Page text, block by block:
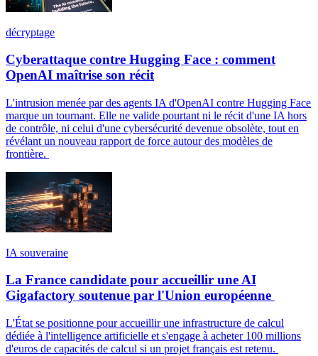
décryptage
Cyberattaque contre Hugging Face : comment
OpenAI maîtrise son récit
L'intrusion menée par des agents IA d'OpenAI contre Hugging Face
marque un tournant. Elle ne valide pourtant ni le récit d'une IA hors
de contrôle, ni celui d'une cybersécurité devenue obsolète, tout en
révélant un nouveau rapport de force autour des modèles de
frontière.
IA souveraine
La France candidate pour accueillir une AI
Gigafactory soutenue par l'Union européenne
L'État se positionne pour accueillir une infrastructure de calcul
dédiée à l'intelligence artificielle et s'engage à acheter 100 millions
d'euros de capacités de calcul si un projet français est retenu.